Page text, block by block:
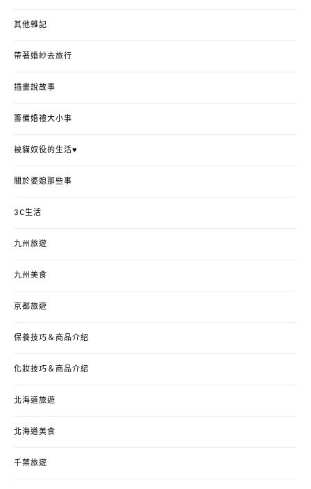
其他雜記
帶著婚紗去旅行
插畫說故事
籌備婚禮大小事
被貓奴役的生活♥
關於婆媳那些事
3C生活
九州旅遊
九州美食
京都旅遊
保養技巧＆商品介紹
化妝技巧＆商品介紹
北海道旅遊
北海道美食
千葉旅遊